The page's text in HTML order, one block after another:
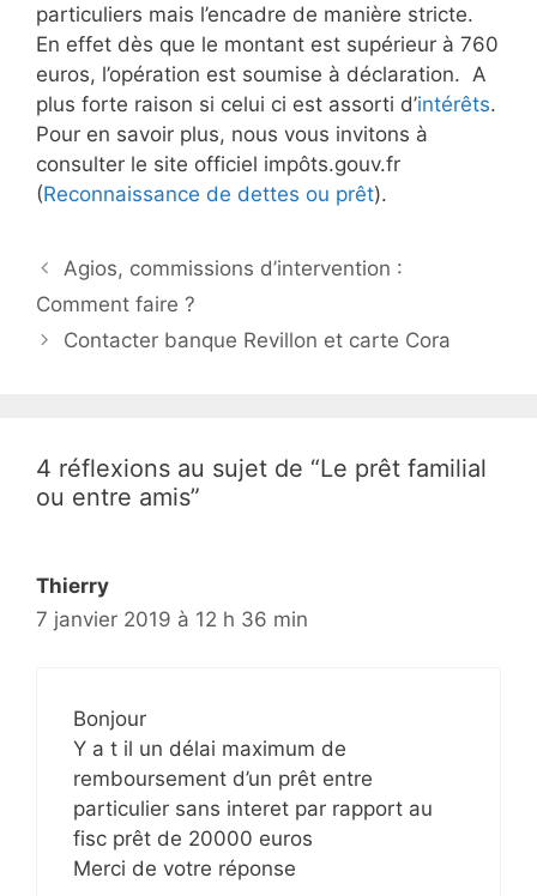
particuliers mais l’encadre de manière stricte.
En effet dès que le montant est supérieur à 760
euros, l’opération est soumise à déclaration. A
plus forte raison si celui ci est assorti d’intérêts.
Pour en savoir plus, nous vous invitons à
consulter le site officiel impôts.gouv.fr
(Reconnaissance de dettes ou prêt).
N
a
i
o
e
s
Agios, commissions d’intervention :
Comment faire ?
Contacter banque Revillon et carte Cora
4 réflexions au sujet de “Le prêt familial
ou entre amis”
Thierry
7 janvier 2019 à 12 h 36 min
Bonjour
Y a t il un délai maximum de
remboursement d’un prêt entre
particulier sans interet par rapport au
fisc prêt de 20000 euros
Merci de votre réponse